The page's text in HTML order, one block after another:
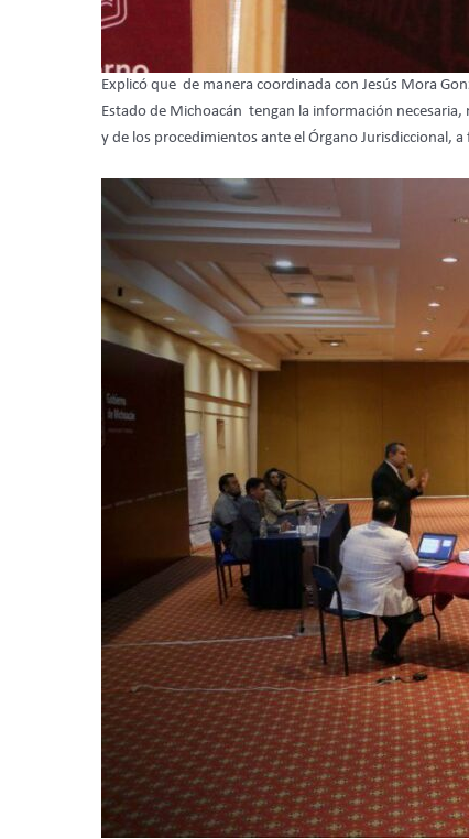
Explicó que de manera coordinada con Jesús Mora
Estado de Michoacán tengan la información
y de los procedimientos ante el Órgano Jurisdiccional,